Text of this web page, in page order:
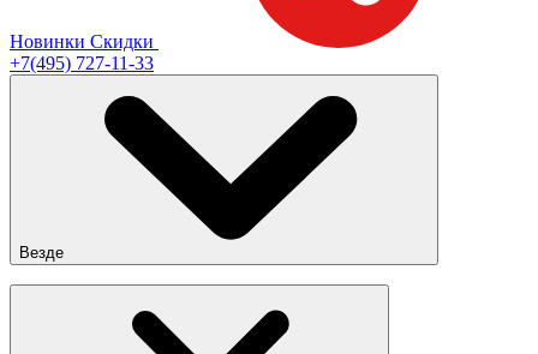
Новинки Скидки
+7(495) 727-11-33
Везде